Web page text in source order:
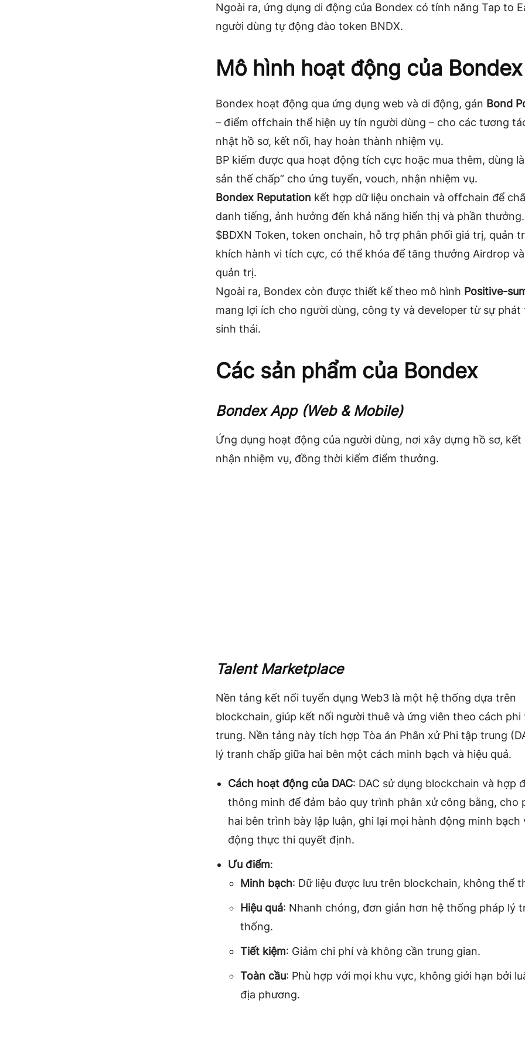
Ngoài ra, ứng dụng di động của Bondex có tính năng Tap to
người dùng tự động đào token BNDX.
Mô hình hoạt động của Bondex
Bondex hoạt động qua ứng dụng web và di động, gán Bond
– điểm offchain thể hiện uy tín người dùng – cho các tương
nhật hồ sơ, kết nối, hay hoàn thành nhiệm vụ.
BP kiếm được qua hoạt động tích cực hoặc mua thêm, dùng
sản thế chấp” cho ứng tuyển, vouch, nhận nhiệm vụ.
Bondex Reputation kết hợp dữ liệu onchain và offchain để
danh tiếng, ảnh hưởng đến khả năng hiển thị và phần thưởng.
$BDXN Token, token onchain, hỗ trợ phân phối giá trị, quản
khích hành vi tích cực, có thể khóa để tăng thưởng Airdrop
quản trị.
Ngoài ra, Bondex còn được thiết kế theo mô hình Positive-
mang lợi ích cho người dùng, công ty và developer từ sự phát
sinh thái.
Các sản phẩm của Bondex
Bondex App (Web & Mobile)
Ứng dụng hoạt động của người dùng, nơi xây dựng hồ sơ, kết
nhận nhiệm vụ, đồng thời kiếm điểm thưởng.
Talent Marketplace
Nền tảng kết nối tuyển dụng Web3 là một hệ thống dựa trên
blockchain, giúp kết nối người thuê và ứng viên theo cách phi
trung. Nền tảng này tích hợp Tòa án Phân xử Phi tập trung
lý tranh chấp giữa hai bên một cách minh bạch và hiệu quả.
Cách hoạt động của DAC: DAC sử dụng blockchain và hợp
thông minh để đảm bảo quy trình phân xử công bằng, cho
hai bên trình bày lập luận, ghi lại mọi hành động minh bạch
động thực thi quyết định.
Ưu điểm:
Minh bạch: Dữ liệu được lưu trên blockchain, không thể
Hiệu quả: Nhanh chóng, đơn giản hơn hệ thống pháp lý
thống.
Tiết kiệm: Giảm chi phí và không cần trung gian.
Toàn cầu: Phù hợp với mọi khu vực, không giới hạn bởi
địa phương.